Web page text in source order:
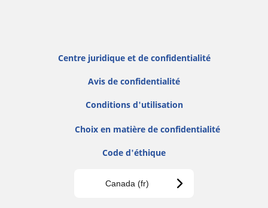
Centre juridique et de confidentialité
Avis de confidentialité
Conditions d'utilisation
Choix en matière de confidentialité
Code d'éthique
Canada (fr)